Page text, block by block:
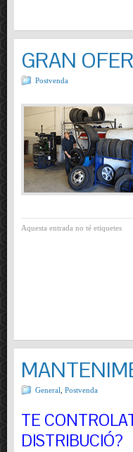
GRAN
Postvenda
Aquesta entrada no té etiquetes
General Postvenda
TE
DISTRIBUCIÓ?